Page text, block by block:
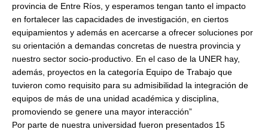
provincia de Entre Ríos, y esperamos tengan tanto el impacto
en fortalecer las capacidades de investigación, en ciertos
equipamientos y además en acercarse a ofrecer soluciones por
su orientación a demandas concretas de nuestra provincia y
nuestro sector socio-productivo. En el caso de la UNER hay,
además, proyectos en la categoría Equipo de Trabajo que
tuvieron como requisito para su admisibilidad la integración de
equipos de más de una unidad académica y disciplina,
promoviendo se genere una mayor interacción”
Por parte de nuestra universidad fueron presentados 15